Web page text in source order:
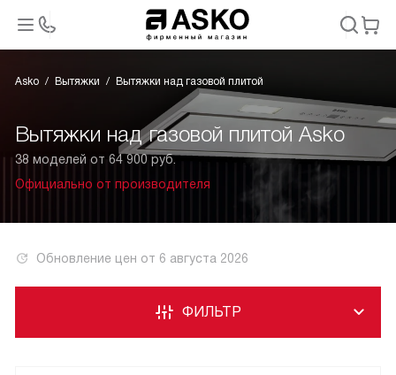
Asko Вытяжки Вытяжки над газовой плитой
Вытяжки над газовой плитой A s k o
38 моделей от 64 900 руб.
Официально от производителя
Обновление цен от 6 августа 2026
ФИЛЬТР